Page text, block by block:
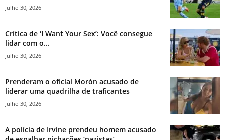
Julho 30, 2026
Crítica de ‘I Want Your Sex’: Você consegue
lidar com o...
Julho 30, 2026
Prenderam o oficial Morón acusado de
liderar uma quadrilha de traficantes
Julho 30, 2026
A polícia de Irvine prendeu homem acusado